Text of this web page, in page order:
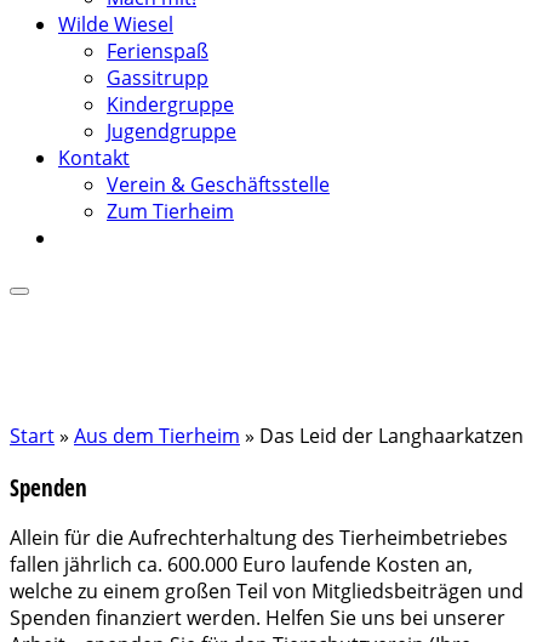
Wilde Wiesel
Ferienspaß
Gassitrupp
Kindergruppe
Jugendgruppe
Kontakt
Verein & Geschäftsstelle
Zum Tierheim
Start» Aus dem Tierheim » Das Leid der Langhaarkatzen
Spenden
Allein für die Aufrechterhaltung des Tierheimbetriebes
fallen jährlich ca. 600.000 Euro laufende Kosten an,
welche zu einem großen Teil von Mitgliedsbeiträgen und
Spenden finanziert werden. Helfen Sie uns bei unserer